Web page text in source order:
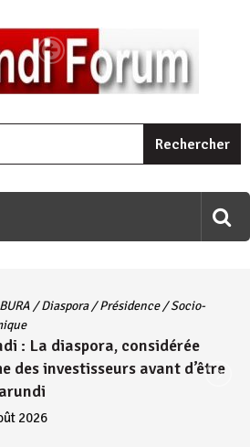
canke igihugu cakwibarutse .Wewe
/Diaspora/Présidence/Socio-
: La diaspora, considérée
des investisseurs avant d’être
2026